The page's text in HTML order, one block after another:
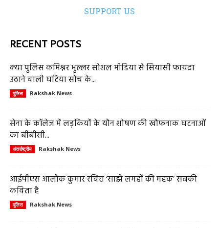
SUPPORT US
RECENT POSTS
क्या पुलिस कमिश्नर भुल्लर सोशल मीडिया से सियासी फायदा
उठाने वाली घटिया सोच के...
पुलिस Rakshak News
सेना के कॉलेज में लड़कियों के यौन शोषण की खौफनाक घटनाओं
का बीबीसी...
अंतर्राष्ट्रीय Rakshak News
आईपीएस आलोक कुमार रचित ‘साझे लमहों की महक’ सबकी
कविता है
पुलिस Rakshak News